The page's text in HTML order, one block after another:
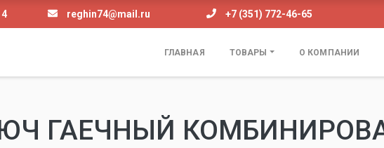
reghin74@mail.ru +7 (351) 772-46-65
ГЛАВНАЯ ТОВАРЫ О КОМПАНИИ
ГАЕЧНЫЙ